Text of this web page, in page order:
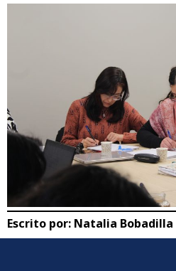
Escrito por: Natalia Bobadilla